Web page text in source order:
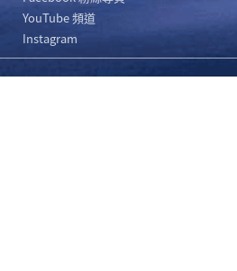
YouTube 頻道
Instagram